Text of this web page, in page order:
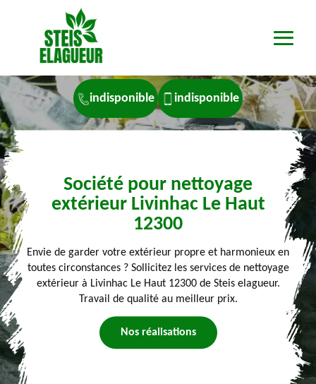
indisponible indisponible
Société pour nettoyage
extérieur Livinhac Le Haut
12300
Envie de garder votre extérieur propre et harmonieux en
toutes circonstances ? Sollicitez les services de nettoyage
extérieur à Livinhac Le Haut 12300 de Steis elagueur.
Travail de qualité au meilleur prix.
Nos réalisations